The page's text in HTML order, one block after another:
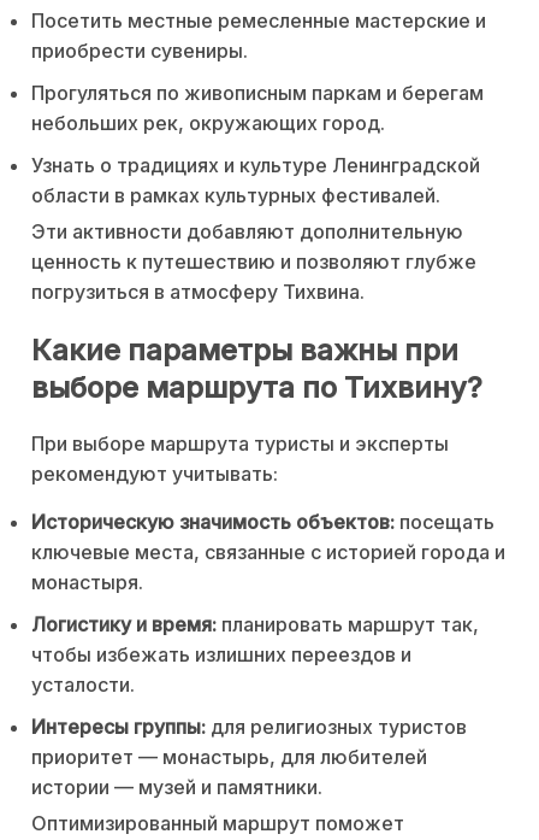
Посетить местные ремесленные мастерские и
приобрести сувениры.
Прогуляться по живописным паркам и берегам
небольших рек, окружающих город.
Узнать о традициях и культуре Ленинградской
области в рамках культурных фестивалей.
Эти активности добавляют дополнительную
ценность к путешествию и позволяют глубже
погрузиться в атмосферу Тихвина.
Какие параметры важны при
выборе маршрута по Тихвину?
При выборе маршрута туристы и эксперты
рекомендуют учитывать:
Историческую значимость объектов: посещать
ключевые места, связанные с историей города и
монастыря.
Логистику и время: планировать маршрут так,
чтобы избежать излишних переездов и
усталости.
Интересы группы: для религиозных туристов
приоритет — монастырь, для любителей
истории — музей и памятники.
Оптимизированный маршрут поможет